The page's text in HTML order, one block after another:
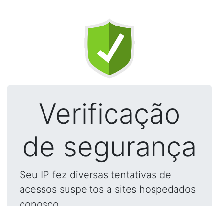
Verificação
de segurança
Seu IP fez diversas tentativas de
acessos suspeitos a sites hospedados